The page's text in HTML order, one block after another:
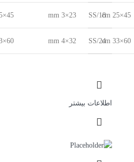
45×25 cm
60×33 cm
SS/18
23×3 mm
45×25 cm
SS/24
32×4 mm
60×33 cm
اطلاعات بیشتر